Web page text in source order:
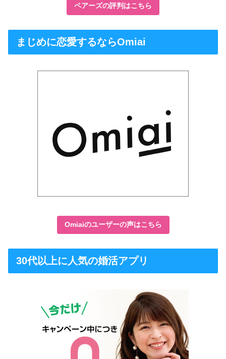
ペアーズの評判はこちら
まじめに恋愛するならOmiai
Omiaiのユーザーの声はこちら
30代以上に人気の婚活アプリ